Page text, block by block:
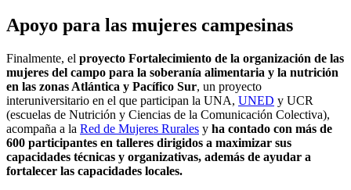
Apoyo para las mujeres campesinas
Finalmente, el proyecto Fortalecimiento de la organización de las
mujeres del campo para la soberanía alimentaria y la nutrición
en las zonas Atlántica y Pacífico Sur, un proyecto
interuniversitario en el que participan la UNA, UNED y UCR
(escuelas de Nutrición y Ciencias de la Comunicación Colectiva),
acompaña a la Red de Mujeres Rurales y ha contado con más de
600 participantes en talleres dirigidos a maximizar sus
capacidades técnicas y organizativas, además de ayudar a
fortalecer las capacidades locales.